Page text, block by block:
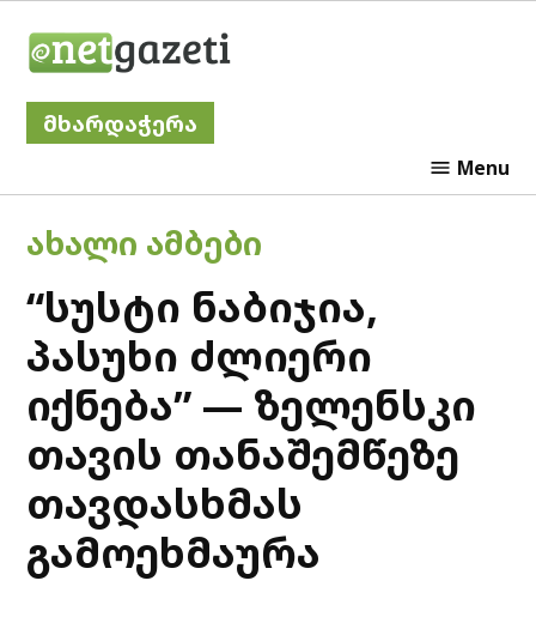
მხარდაჭერა
Menu
POSTED
IN
ᲐᲮᲐᲚᲘ ᲐᲛᲑᲔᲑᲘ
“სუსტი ნაბიჯია,
პასუხი ძლიერი
იქნება” — ზელენსკი
თავის თანაშემწეზე
თავდასხმას
გამოეხმაურა